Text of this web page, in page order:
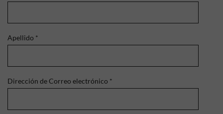
Apellido *
Dirección de Correo electrónico *